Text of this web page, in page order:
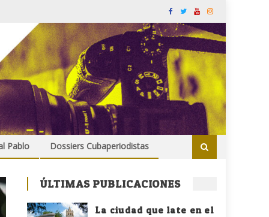
Pablo Dossiers Cubaperiodistas
ÚLTIMAS PUBLICACIONES
La ciudad que late en el